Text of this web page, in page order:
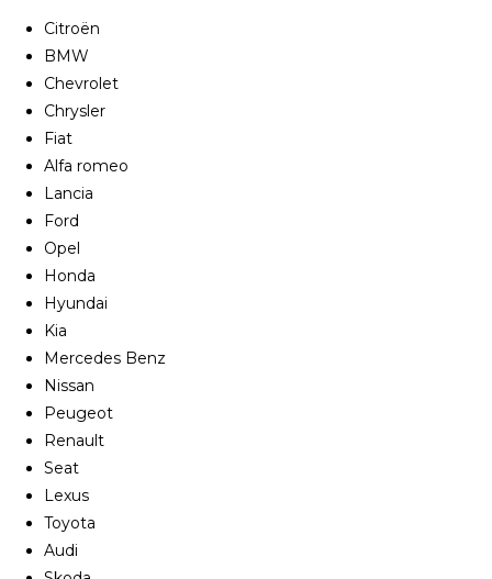
Citroën
BMW
Chevrolet
Chrysler
Fiat
Alfa romeo
Lancia
Ford
Opel
Honda
Hyundai
Kia
Mercedes Benz
Nissan
Peugeot
Renault
Seat
Lexus
Toyota
Audi